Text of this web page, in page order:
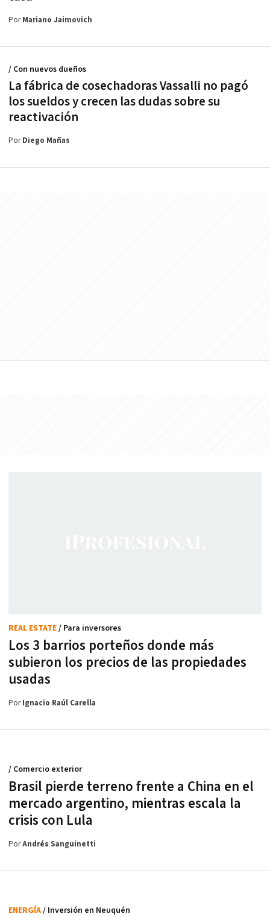
PorMariano Jaimovich
La fábrica de cosechadoras Vassalli no pagó
los sueldos y crecen las dudas sobre su
reactivación
/ Con nuevos dueños
PorDiego Mañas
Los 3 barrios porteños donde más
subieron los precios de las propiedades
usadas
REAL ESTATE/ Para inversores
PorIgnacio Raúl Carella
Brasil pierde terreno frente a China en el
mercado argentino, mientras escala la
crisis con Lula
/ Comercio exterior
PorAndrés Sanguinetti
ENERGÍA/ Inversión en Neuquén